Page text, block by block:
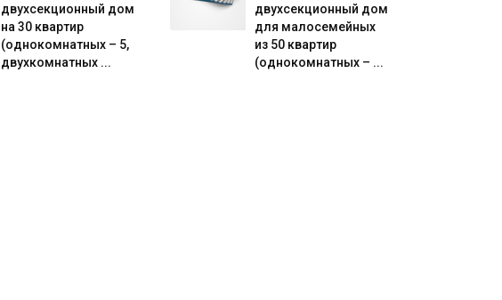
двухсекционный дом
на 30 квартир
(однокомнатных – 5,
двухкомнатных ...
двухсекционный дом
для малосемейных
из 50 квартир
(однокомнатных – ...